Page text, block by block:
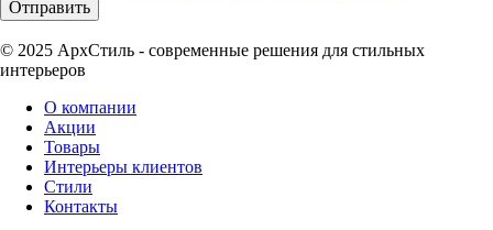
© 2025 АрхСтиль - современные решения для стильных
интерьеров
О компании
Акции
Товары
Интерьеры клиентов
Стили
Контакты